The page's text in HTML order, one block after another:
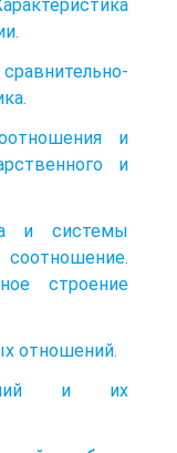
и
и
и системы
строение
отношений.
и их